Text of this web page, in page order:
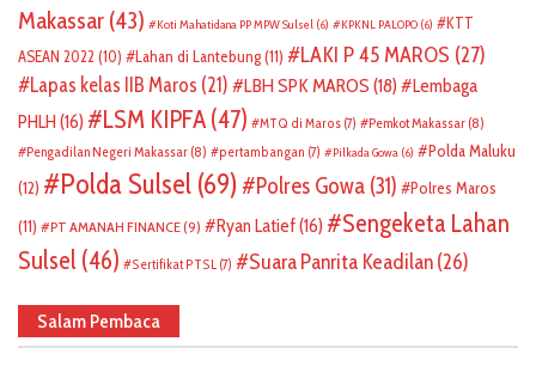
Makassar (43) Koti Mahatidana PP MPW Sulsel (6) KPKNL PALOPO (6)
KTT
ASEAN 2022 (10) Lahan di Lantebung(11) LAKI P 45 MAROS (27)
Lapas kelas IIB Maros (21) LBH SPK MAROS (18)
Lembaga
PHLH (16) LSM KIPFA (47) MTQ di Maros (7) Pemkot Makassar (8)
Pengadilan Negeri Makassar (8) pertambangan (7) Pilkada Gowa (6)
Polda Maluku
(12)
Polda Sulsel (69) Polres Gowa (31)
Polres Maros
(11)
PT AMANAH FINANCE(9) Ryan Latief(16)
Sengeketa Lahan
Sulsel (46) Sertifikat PTSL (7) Suara Panrita Keadilan(26)
Salam Pembaca